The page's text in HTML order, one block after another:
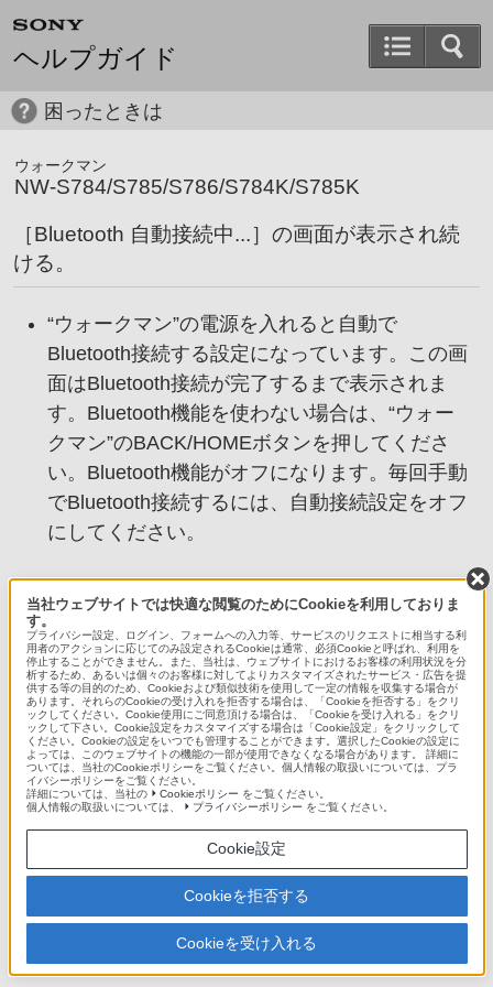
ヘルプガイド
困ったときは
ウォークマン
NW-S784/S785/S786/S784K/S785K
［Bluetooth 自動接続中...］の画面が表示され続
ける。
“ウォークマン”の電源を入れると自動で
Bluetooth接続する設定になっています。この画
面はBluetooth接続が完了するまで表示されま
す。Bluetooth機能を使わない場合は、“ウォー
クマン”のBACK/HOMEボタンを押してくださ
い。Bluetooth機能がオフになります。毎回手動
でBluetooth接続するには、自動接続設定をオフ
にしてください。
関連トピック
Bluetooth通信の自動接続先を設定する
ご利用について
4-466-614-01(1)
Copyright 2013 Sony Marketing(Japan) Inc.
当社ウェブサイトでは快適な閲覧のためにCookieを利用しておりま
す。
プライバシー設定、ログイン、フォームへの入力等、サービスのリクエストに相当する利
用者のアクションに応じてのみ設定されるCookieは通常、必須Cookieと呼ばれ、利用を
停止することができません。また、当社は、ウェブサイトにおけるお客様の利用状況を分
析するため、あるいは個々のお客様に対してよりカスタマイズされたサービス・広告を提
供する等の目的のため、Cookieおよび類似技術を使用して一定の情報を収集する場合が
あります。それらのCookieの受け入れを拒否する場合は、「Cookieを拒否する」をクリ
ックしてください。Cookie使用にご同意頂ける場合は、「Cookieを受け入れる」をクリ
ックして下さい。Cookie設定をカスタマイズする場合は「Cookie設定」をクリックして
ください。Cookieの設定をいつでも管理することができます。選択したCookieの設定に
よっては、このウェブサイトの機能の一部が使用できなくなる場合があります。 詳細に
ついては、当社のCookieポリシーをご覧ください。個人情報の取扱いについては、プラ
イバシーポリシーをご覧ください。
詳細については、当社の
Cookieポリシー をご覧ください。
個人情報の取扱いについては、
プライバシーポリシー をご覧ください。
Cookie設定
Cookieを拒否する
Cookieを受け入れる